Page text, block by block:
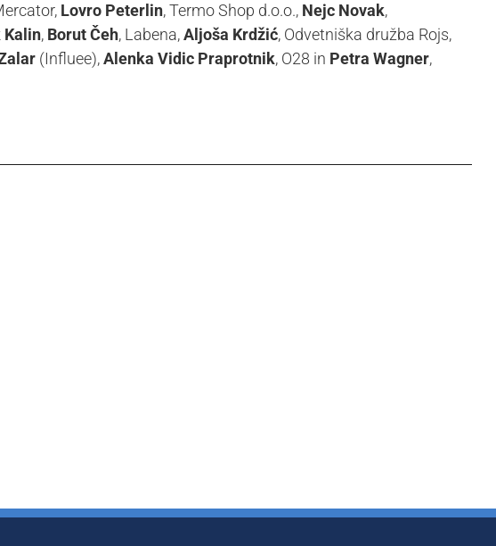
Lovro Peterlin, Termo Shop d.o.o., Nejc Novak,
Kalin, Borut Čeh, Labena,Aljoša Krdžić, Odvetniška družba Rojs,
(Influee),Alenka Vidic Praprotnik, O28 in Petra Wagner,